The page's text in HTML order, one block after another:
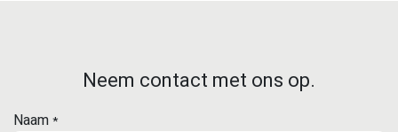
Neem contact met ons op.
Naam *